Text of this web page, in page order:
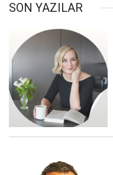
SON YAZILAR